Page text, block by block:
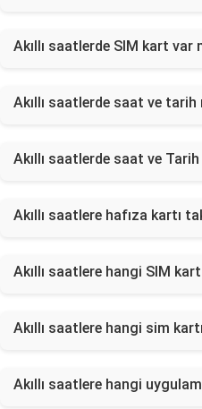
Akıllı saatlerde SIM kart var
Akıllı saatlerde saat ve tarih
Akıllı saatlerde saat ve Tarih
Akıllı saatlere hafıza kartı
Akıllı saatlere hangi SIM
Akıllı saatlere hangi sim
Akıllı saatlere hangi